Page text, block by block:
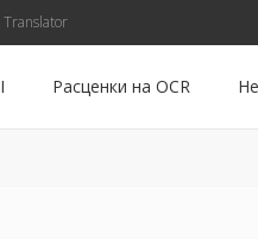
Translator
Расценки на OCR